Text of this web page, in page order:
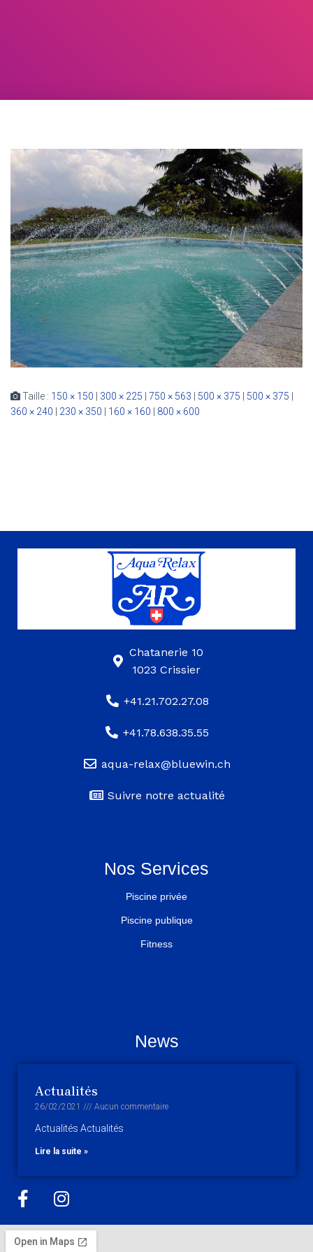
Taille : 150 × 150 300 × 225 750 × 563 500 × 375 500 × 375
360 × 240
230 × 350 160 × 160 800 × 600
Chatanerie 10
1023 Crissier
+41.21.702.27.08
+41.78.638.35.55
aqua-relax@bluewin.ch
Suivre notre actualité
Nos Services
Piscine privée
Piscine publique
Fitness
News
Actualités
26/02/2021 Aucun commentaire
Actualités Actualités
Lire la suite »